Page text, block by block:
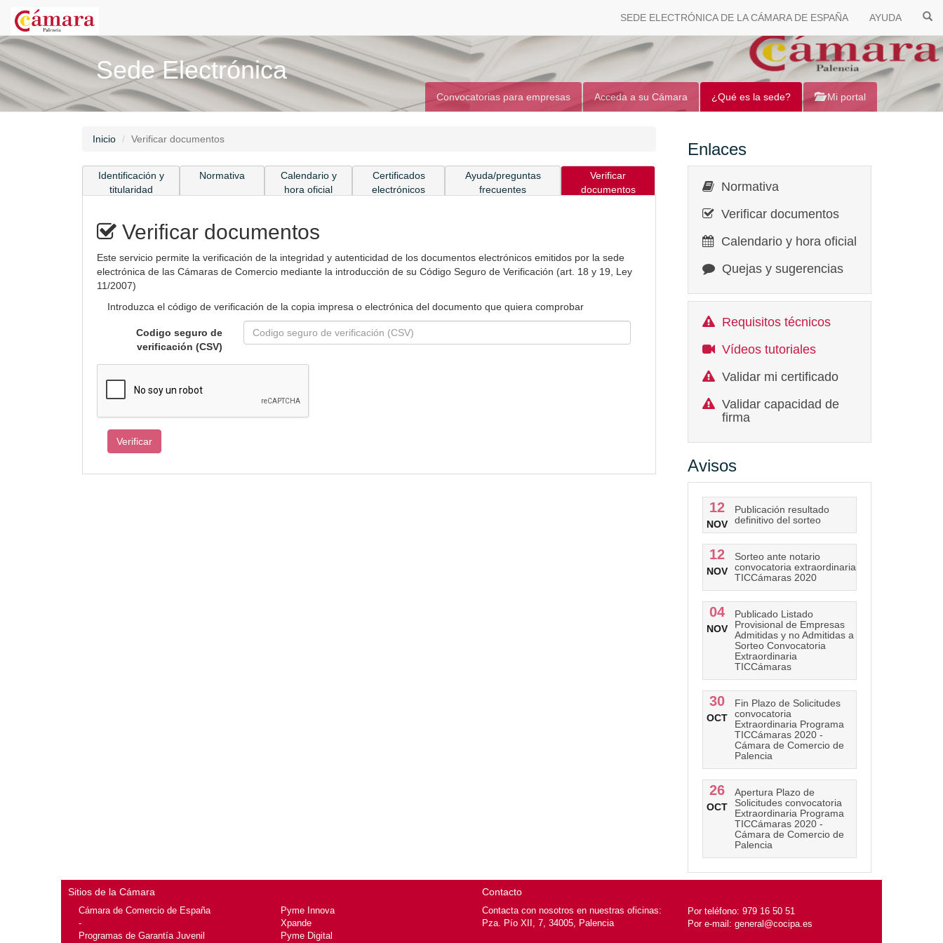
SEDE ELECTRÓNICA DE LA CÁMARA DE ESPAÑA AYUDA
Sede Electrónica
Convocatorias para empresas Acceda a su Cámara ¿Qué es la sede? Mi portal
Inicio Verificar documentos
Identificación y
titularidad
Normativa
Calendario y
hora oficial
Certificados
electrónicos
Ayuda/preguntas
frecuentes
Verificar
documentos
Verificar documentos
Este servicio permite la verificación de la integridad y autenticidad de los documentos electrónicos emitidos por la sede
electrónica de las Cámaras de Comercio mediante la introducción de su Código Seguro de Verificación (art. 18 y 19, Ley
11/2007)
Introduzca el código de verificación de la copia impresa o electrónica del documento que quiera comprobar
Codigo seguro de
verificación (CSV)
Enlaces
Normativa
Verificar documentos
Calendario y hora oficial
Quejas y sugerencias
Requisitos técnicos
Vídeos tutoriales
Validar mi certificado
Validar capacidad de
firma
Avisos
12
NOV
Publicación resultado
definitivo del sorteo
12
NOV
Sorteo ante notario
convocatoria extraordinaria
TICCámaras 2020
04
NOV
Publicado Listado
Provisional de Empresas
Admitidas y no Admitidas a
Sorteo Convocatoria
Extraordinaria
TICCámaras
30
OCT
Fin Plazo de Solicitudes
convocatoria
Extraordinaria Programa
TICCámaras 2020 -
Cámara de Comercio de
Palencia
26
OCT
Apertura Plazo de
Solicitudes convocatoria
Extraordinaria Programa
TICCámaras 2020 -
Cámara de Comercio de
Palencia
Sitios de la Cámara
Cámara de Comercio de España
-
Programas de Garantía Juvenil
Pyme Innova
Xpande
Pyme Digital
Contacto
Contacta con nosotros en nuestras oficinas:
Pza. Pío XII, 7, 34005, Palencia
Por teléfono: 979 16 50 51
Por e-mail: general@cocipa.es